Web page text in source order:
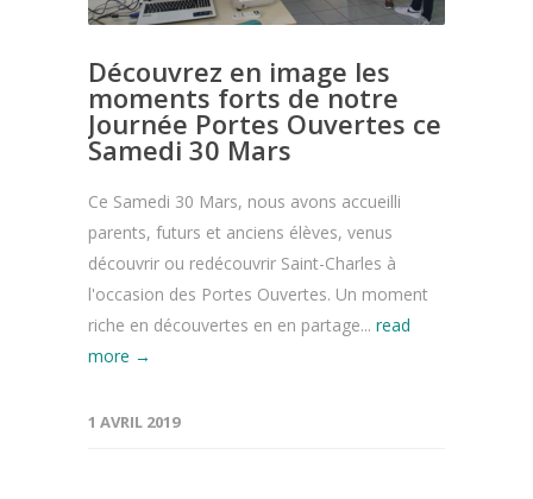
Découvrez en image les
moments forts de notre
Journée Portes Ouvertes ce
Samedi 30 Mars
Ce Samedi 30 Mars, nous avons accueilli
parents, futurs et anciens élèves, venus
découvrir ou redécouvrir Saint-Charles à
l'occasion des Portes Ouvertes. Un moment
riche en découvertes en en partage... read
more →
1 AVRIL 2019